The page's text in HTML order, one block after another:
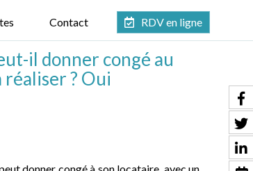
Contact RDV en ligne
il donner congé au
? Oui